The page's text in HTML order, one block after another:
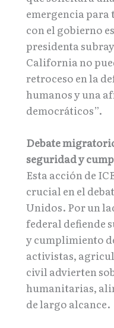
emergencia
con el gobierno
presidenta
California no
retroceso en la
humanos y una
democráticos”.
Debate
seguridad y
Esta acción de
crucial en el
Unidos. Por un
federal defiende
y cumplimiento
activistas,
civil advierten
humanitarias,
de largo alcance.